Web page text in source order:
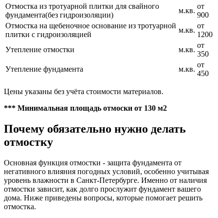
Отмостка из тротуарной плитки для свайного
фундамента(без гидроизоляции)
м.кв.
от
900
Отмостка на щебеночное основание из тротуарной
плитки с гидроизоляцией
м.кв.
от
1200
Утепление отмостки
м.кв.
от
350
Утепление фундамента
м.кв.
от
450
Цены указаны без учёта стоимости материалов.
*** Минимальная площадь отмоски от 130 м2
Почему обязательно нужно делать
отмостку
Основная функция отмостки - защита фундамента от
негативного влияния погодных условий, особенно учитывая
уровень влажности в Санкт-Петербурге. Именно от наличия
отмостки зависит, как долго прослужит фундамент вашего
дома. Ниже приведены вопросы, которые помогает решить
отмостка.